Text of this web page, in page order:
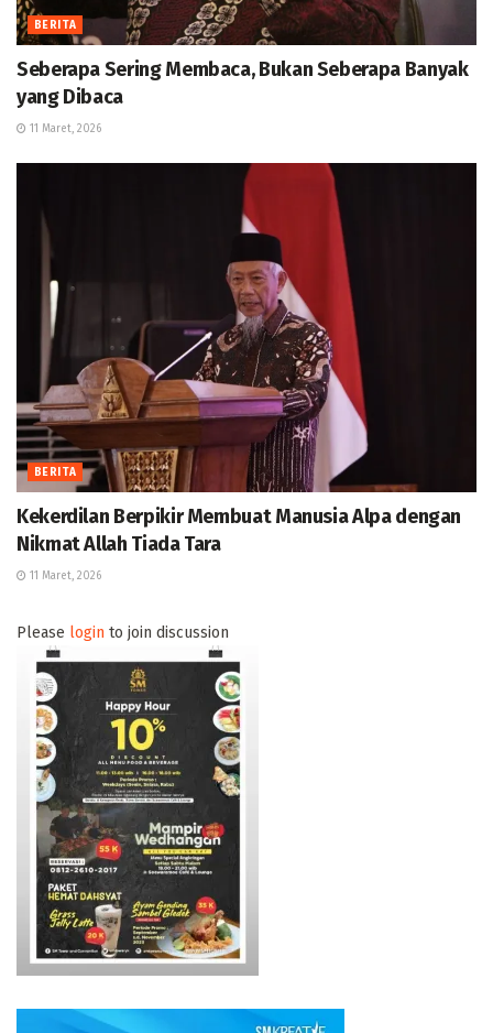
BERITA
Seberapa Sering Membaca, Bukan Seberapa Banyak
yang Dibaca
11 Maret, 2026
BERITA
Kekerdilan Berpikir Membuat Manusia Alpa dengan
Nikmat Allah Tiada Tara
11 Maret, 2026
Please login to join discussion